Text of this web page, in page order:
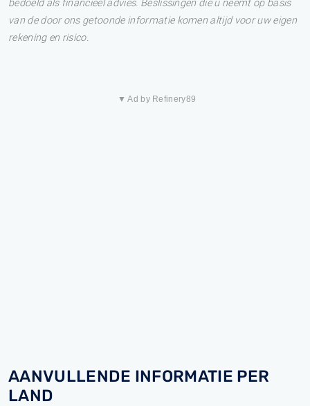
bedoeld als financieel advies. Beslissingen die u neemt op basis
van de door ons getoonde informatie komen altijd voor uw eigen
rekening en risico.
▼ Ad by Refinery89
AANVULLENDE INFORMATIE PER
LAND